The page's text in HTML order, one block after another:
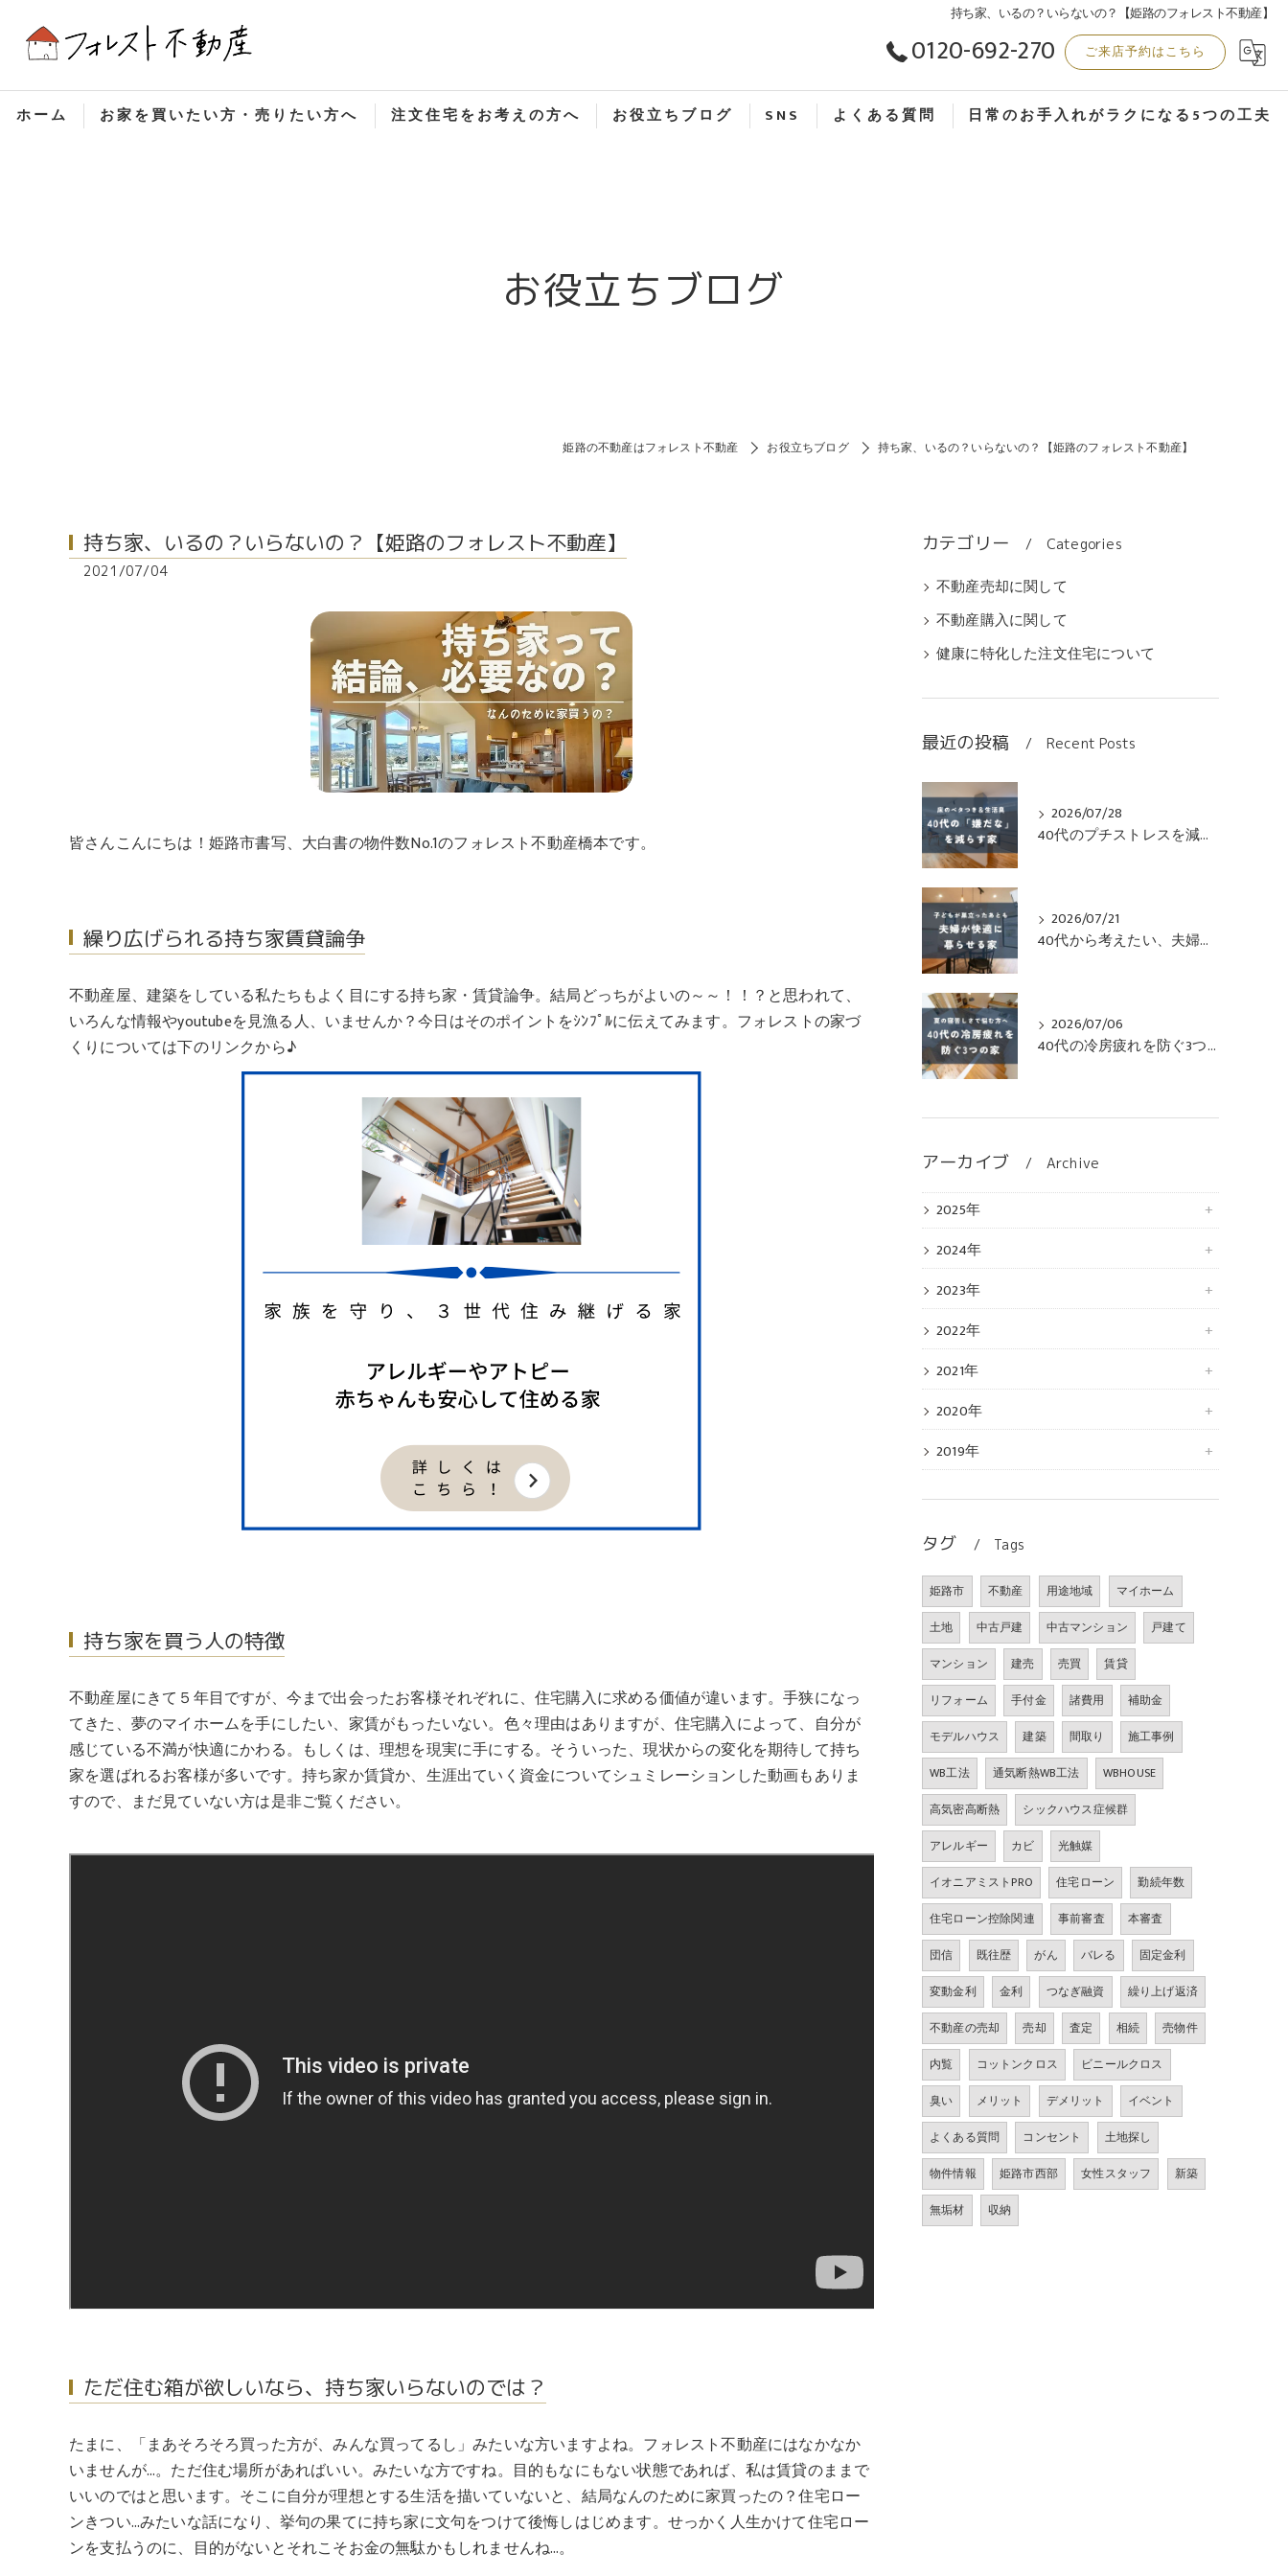
持ち家、いるの？いらないの？【姫路のフォレスト不動産】
0120-692-270 ご来店予約はこちら
ホーム お家を買いたい方・売りたい方へ 注文住宅をお考えの方へ お役立ちブログ SNS よくある質問 日常のお手入れがラクになる5つの工夫
お役立ちブログ
姫路の不動産はフォレスト不動産 お役立ちブログ 持ち家、いるの？いらないの？【姫路のフォレスト不動産】
持ち家、いるの？いらないの？【姫路のフォレスト不動産】
2021/07/04
皆さんこんにちは！姫路市書写、大白書の物件数No.1のフォレスト不動産橋本です。
繰り広げられる持ち家賃貸論争
不動産屋、建築をしている私たちもよく目にする持ち家・賃貸論争。結局どっちがよいの～～！！？と思われて、
いろんな情報やyoutubeを見漁る人、いませんか？今日はそのポイントをｼﾝﾌﾟﾙに伝えてみます。フォレストの家づ
くりについては下のリンクから♪
持ち家を買う人の特徴
不動産屋にきて５年目ですが、今まで出会ったお客様それぞれに、住宅購入に求める価値が違います。手狭になっ
てきた、夢のマイホームを手にしたい、家賃がもったいない。色々理由はありますが、住宅購入によって、自分が
感じている不満が快適にかわる。もしくは、理想を現実に手にする。そういった、現状からの変化を期待して持ち
家を選ばれるお客様が多いです。持ち家か賃貸か、生涯出ていく資金についてシュミレーションした動画もありま
すので、まだ見ていない方は是非ご覧ください。
ただ住む箱が欲しいなら、持ち家いらないのでは？
たまに、「まあそろそろ買った方が、みんな買ってるし」みたいな方いますよね。フォレスト不動産にはなかなか
いませんが…。ただ住む場所があればいい。みたいな方ですね。目的もなにもない状態であれば、私は賃貸のままで
いいのではと思います。そこに自分が理想とする生活を描いていないと、結局なんのために家買ったの？住宅ロー
ンきつい…みたいな話になり、挙句の果てに持ち家に文句をつけて後悔しはじめます。せっかく人生かけて住宅ロー
ンを支払うのに、目的がないとそれこそお金の無駄かもしれませんね…。
カテゴリー Categories
不動産売却に関して
不動産購入に関して
健康に特化した注文住宅について
最近の投稿 Recent Posts
2026/07/28
40代のプチストレスを減らす無垢床の家
2026/07/21
40代から考えたい、夫婦がずっと快適に暮らせる家
2026/07/06
40代の冷房疲れを防ぐ3つの家
アーカイブ Archive
2025年
2024年
2023年
2022年
2021年
2020年
2019年
タグ Tags
姫路市 不動産 用途地域
マイホーム
土地
中古戸建 中古マンション
戸建て
マンション
建売 売買
賃貸
リフォーム
手付金 諸費用
補助金
モデルハウス
建築 間取り
施工事例
WB工法
通気断熱WB工法
WBHOUSE
高気密高断熱
シックハウス症候群
アレルギー
カビ
光触媒
イオニアミストPRO
住宅ローン
勤続年数
住宅ローン控除関連
事前審査
本審査
団信
既往歴 がん バレる
固定金利
変動金利
金利 つなぎ融資
繰り上げ返済
不動産の売却
売却 査定 相続
売物件
内覧
コットンクロス
ビニールクロス
臭い
メリット デメリット
イベント
よくある質問
コンセント
土地探し
物件情報
姫路市西部 女性スタッフ
新築
無垢材
収納